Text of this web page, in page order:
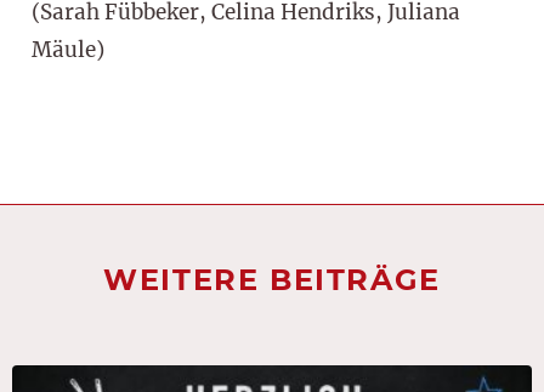
(Sarah Fübbeker, Celina Hendriks, Juliana
Mäule)
WEITERE BEITRÄGE